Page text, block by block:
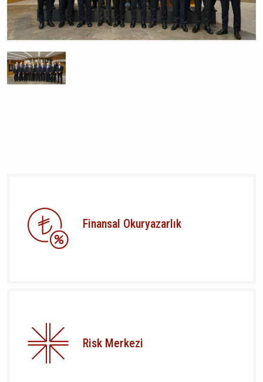
Finansal Okuryazarlık
Risk Merkezi